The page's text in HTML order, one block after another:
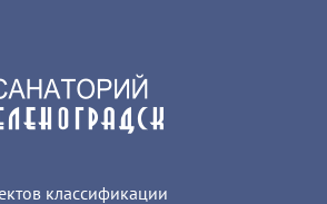
классификации